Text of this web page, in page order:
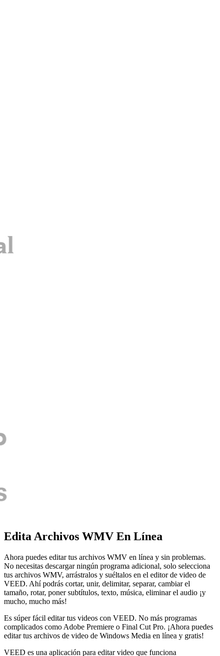
Edita Archivos WMV En Línea
Ahora puedes editar tus archivos WMV en línea y sin problemas.
No necesitas descargar ningún programa adicional, solo selecciona
tus archivos WMV, arrástralos y suéltalos en el editor de video de
VEED. Ahí podrás cortar, unir, delimitar, separar, cambiar el
tamaño, rotar, poner subtítulos, texto, música, eliminar el audio ¡y
mucho, mucho más!
Es súper fácil editar tus videos con VEED. No más programas
complicados como Adobe Premiere o Final Cut Pro. ¡Ahora puedes
editar tus archivos de video de Windows Media en línea y gratis!
VEED es una aplicación para editar video que funciona